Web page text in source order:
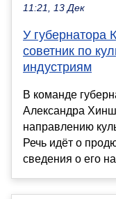
11:21, 13 Дек
У губернатора
советник по
индустриям
В команде
Александра
направлению
Речь идёт о
сведения о его